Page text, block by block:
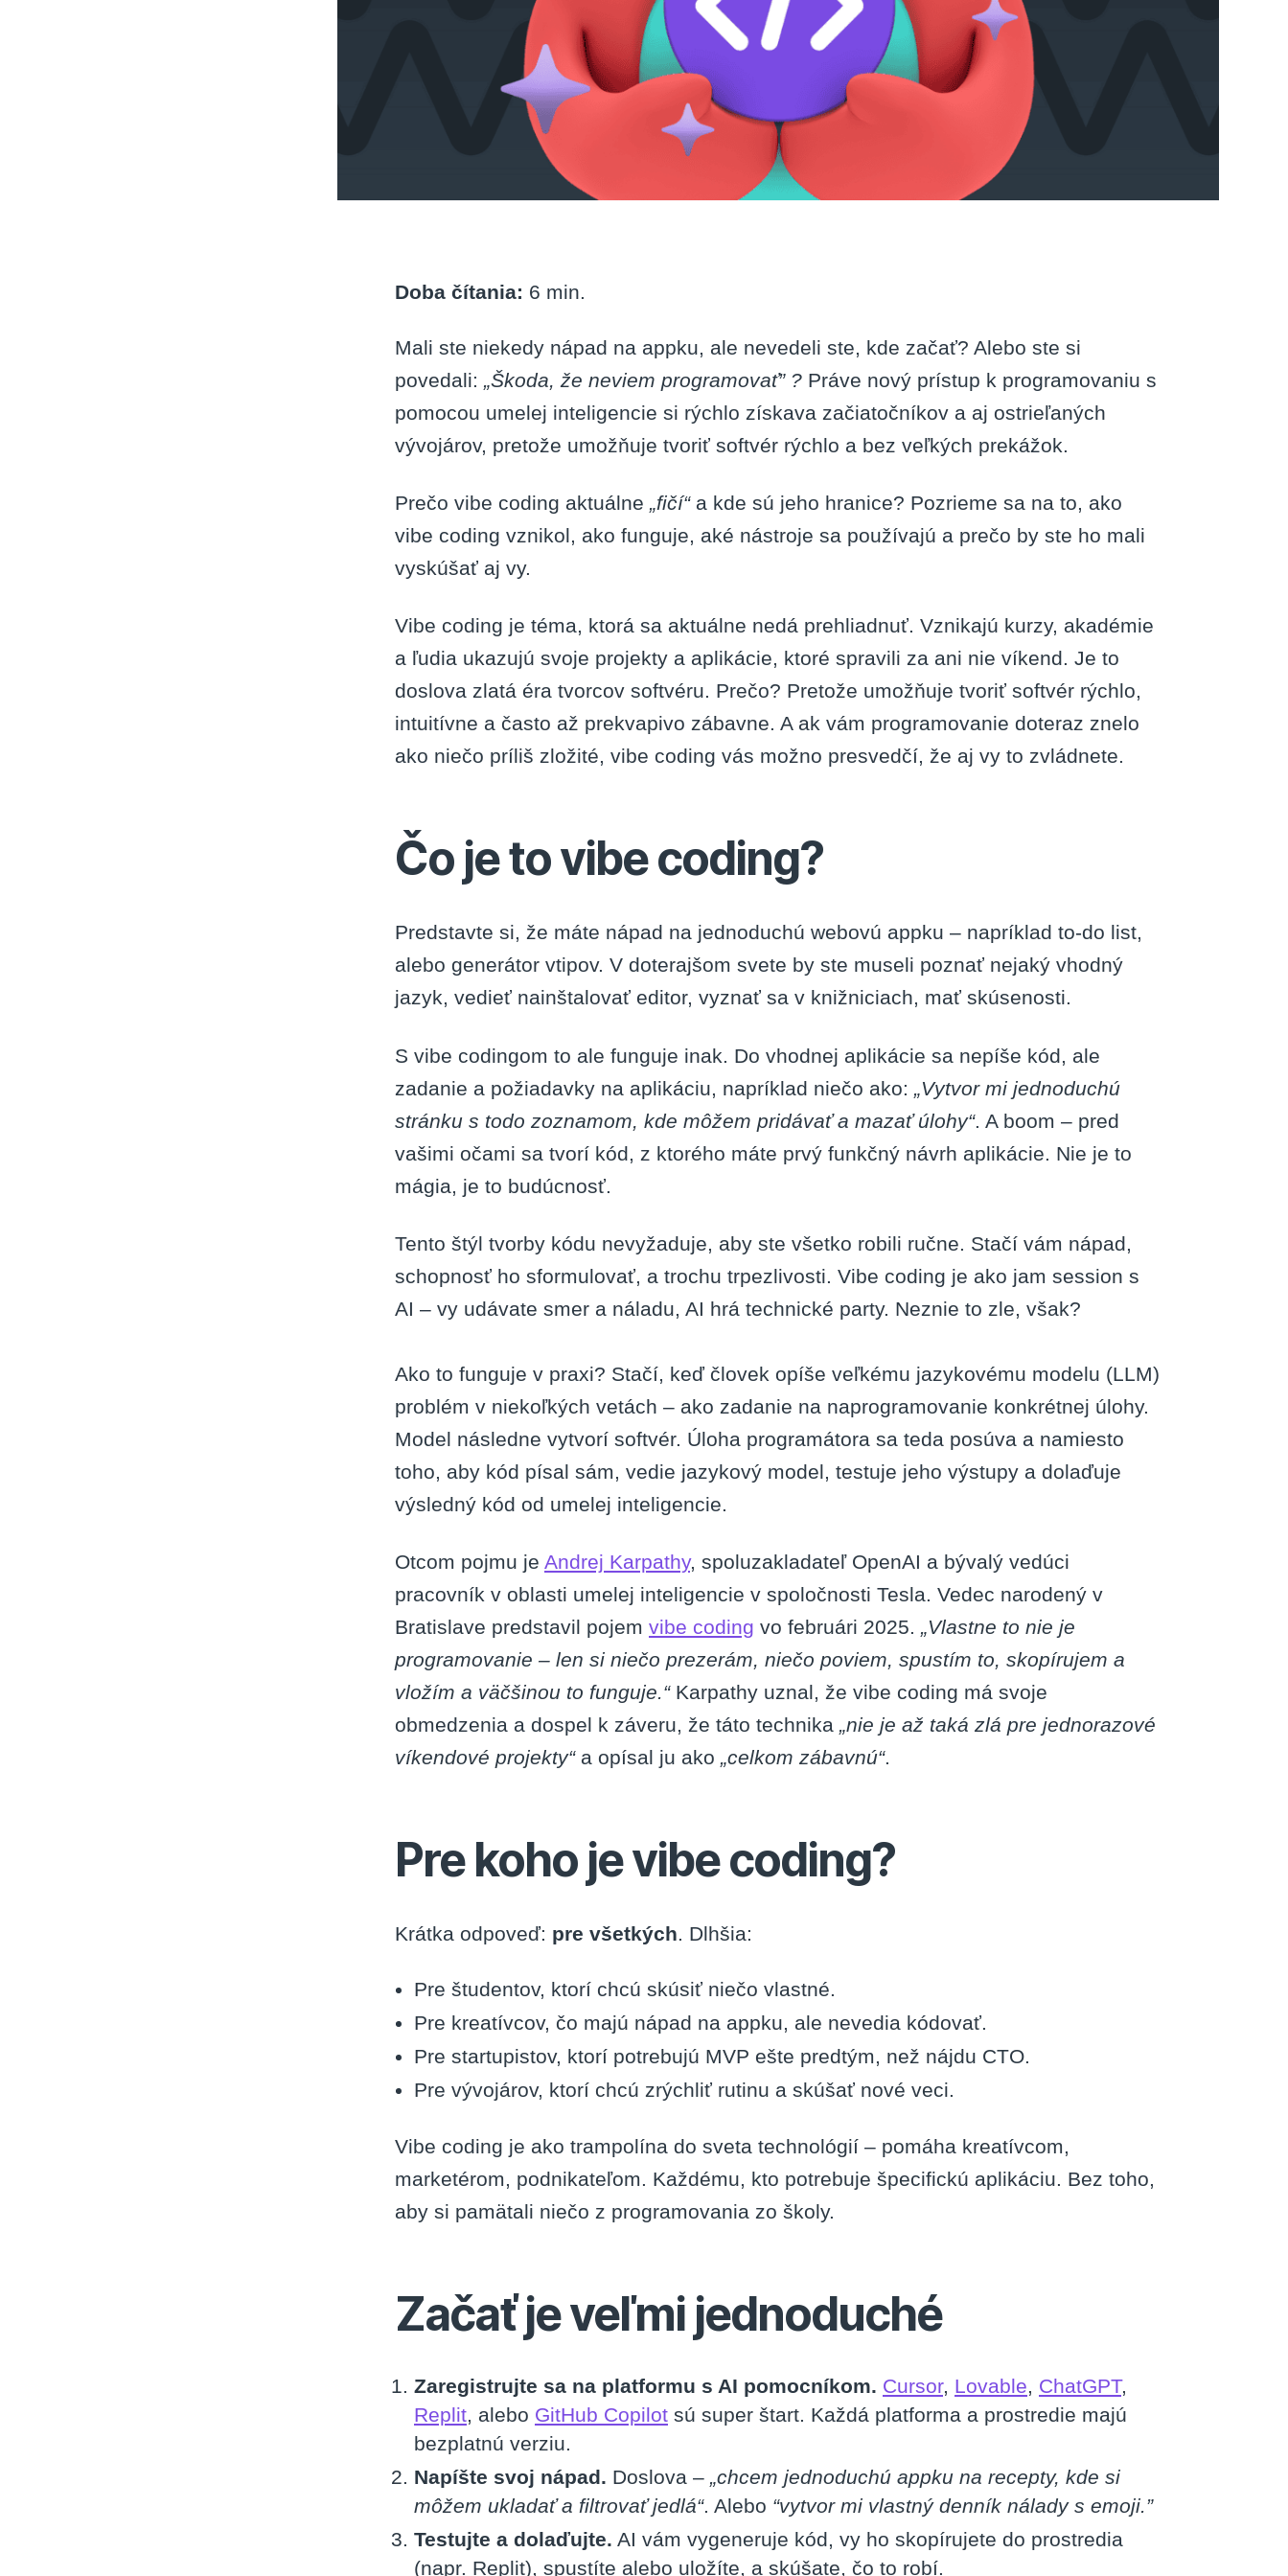
Doba čítania: 6 min.
Mali ste niekedy nápad na appku, ale nevedeli ste, kde začať? Alebo ste si
povedali: „Škoda, že neviem programovať” ? Práve nový prístup k programovaniu s
pomocou umelej inteligencie si rýchlo získava začiatočníkov a aj ostrieľaných
vývojárov, pretože umožňuje tvoriť softvér rýchlo a bez veľkých prekážok.
Prečo vibe coding aktuálne „fičí“a kde sú jeho hranice? Pozrieme sa na to, ako
vibe coding vznikol, ako funguje, aké nástroje sa používajú a prečo by ste ho mali
vyskúšať aj vy.
Vibe coding je téma, ktorá sa aktuálne nedá prehliadnuť. Vznikajú kurzy, akadémie
a ľudia ukazujú svoje projekty a aplikácie, ktoré spravili za ani nie víkend. Je to
doslova zlatá éra tvorcov softvéru. Prečo? Pretože umožňuje tvoriť softvér rýchlo,
intuitívne a často až prekvapivo zábavne. A ak vám programovanie doteraz znelo
ako niečo príliš zložité, vibe coding vás možno presvedčí, že aj vy to zvládnete.
Čo je to vibe coding?
Predstavte si, že máte nápad na jednoduchú webovú appku – napríklad to-do list,
alebo generátor vtipov. V doterajšom svete by ste museli poznať nejaký vhodný
jazyk, vedieť nainštalovať editor, vyznať sa v knižniciach, mať skúsenosti.
S vibe codingom to ale funguje inak. Do vhodnej aplikácie sa nepíše kód, ale
zadanie a požiadavky na aplikáciu, napríklad niečo ako:
„Vytvor mi jednoduchú
stránku s todo zoznamom, kde môžem pridávať a mazať úlohy“. A boom – pred
vašimi očami sa tvorí kód, z ktorého máte prvý funkčný návrh aplikácie. Nie je to
mágia, je to budúcnosť.
Tento štýl tvorby kódu nevyžaduje, aby ste všetko robili ručne. Stačí vám nápad,
schopnosť ho sformulovať, a trochu trpezlivosti. Vibe coding je ako jam session s
AI – vy udávate smer a náladu, AI hrá technické party. Neznie to zle, však?
Ako to funguje v praxi? Stačí, keď človek opíše veľkému jazykovému modelu (LLM)
problém v niekoľkých vetách – ako zadanie na naprogramovanie konkrétnej úlohy.
Model následne vytvorí softvér. Úloha programátora sa teda posúva a namiesto
toho, aby kód písal sám, vedie jazykový model, testuje jeho výstupy a dolaďuje
výsledný kód od umelej inteligencie.
Otcom pojmu je Andrej Karpathy, spoluzakladateľ OpenAI a bývalý vedúci
pracovník v oblasti umelej inteligencie v spoločnosti Tesla. Vedec narodený v
Bratislave predstavil pojem vibe coding vo februári 2025. „Vlastne to nie je
programovanie – len si niečo prezerám, niečo poviem, spustím to, skopírujem a
vložím a väčšinou to funguje.“ Karpathy uznal, že vibe coding má svoje
obmedzenia a dospel k záveru, že táto technika „nie je až taká zlá pre jednorazové
víkendové projekty“a opísal ju ako „celkom zábavnú“.
Pre koho je vibe coding?
Krátka odpoveď: pre všetkých. Dlhšia:
Pre študentov, ktorí chcú skúsiť niečo vlastné.
Pre kreatívcov, čo majú nápad na appku, ale nevedia kódovať.
Pre startupistov, ktorí potrebujú MVP ešte predtým, než nájdu CTO.
Pre vývojárov, ktorí chcú zrýchliť rutinu a skúšať nové veci.
Vibe coding je ako trampolína do sveta technológií – pomáha kreatívcom,
marketérom, podnikateľom. Každému, kto potrebuje špecifickú aplikáciu. Bez toho,
aby si pamätali niečo z programovania zo školy.
Začať je veľmi jednoduché
Zaregistrujte sa na platformu s AI pomocníkom. Cursor, Lovable ChatGPT,
Replit , alebo GitHub Copilot sú super štart. Každá platforma a prostredie majú
bezplatnú verziu.
Napíšte svoj nápad. Doslova – „chcem jednoduchú appku na recepty, kde si
môžem ukladať a filtrovať jedlá“. Alebo “vytvor mi vlastný denník nálady s emoji.”
Testujte a dolaďujte. AI vám vygeneruje kód, vy ho skopírujete do prostredia
(napr. Replit), spustíte alebo uložíte, a skúšate, čo to robí.